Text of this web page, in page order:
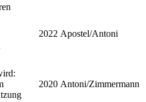
2022 Apostel/Antoni
2020 Antoni/Zimmermann